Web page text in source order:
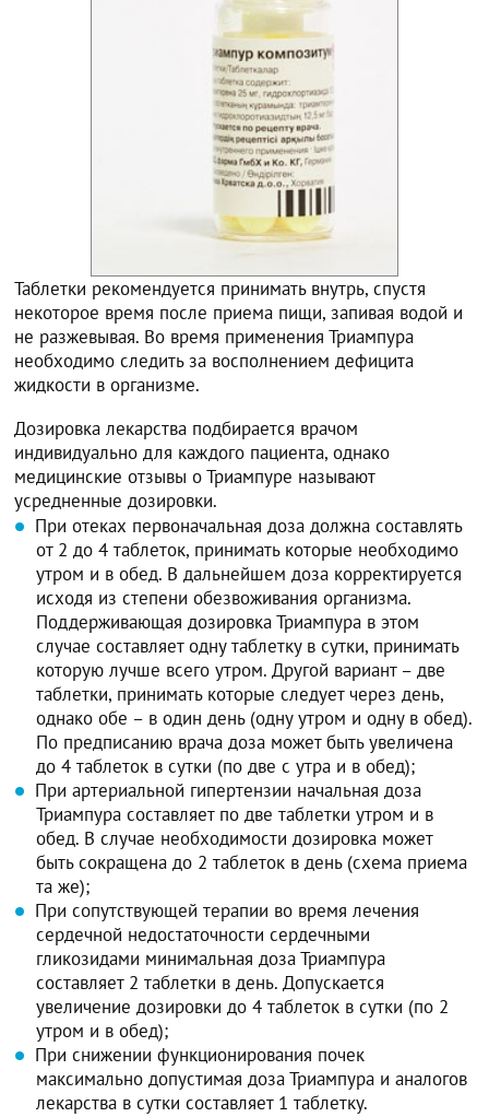
Таблетки рекомендуется принимать внутрь, спустя
некоторое время после приема пищи, запивая водой и
не разжевывая. Во время применения Триампура
необходимо следить за восполнением дефицита
жидкости в организме.
Дозировка лекарства подбирается врачом
индивидуально для каждого пациента, однако
медицинские отзывы о Триампуре называют
усредненные дозировки.
При отеках первоначальная доза должна составлять
от 2 до 4 таблеток, принимать которые необходимо
утром и в обед. В дальнейшем доза корректируется
исходя из степени обезвоживания организма.
Поддерживающая дозировка Триампура в этом
случае составляет одну таблетку в сутки, принимать
которую лучше всего утром. Другой вариант – две
таблетки, принимать которые следует через день,
однако обе – в один день (одну утром и одну в обед).
По предписанию врача доза может быть увеличена
до 4 таблеток в сутки (по две с утра и в обед);
При артериальной гипертензии начальная доза
Триампура составляет по две таблетки утром и в
обед. В случае необходимости дозировка может
быть сокращена до 2 таблеток в день (схема приема
та же);
При сопутствующей терапии во время лечения
сердечной недостаточности сердечными
гликозидами минимальная доза Триампура
составляет 2 таблетки в день. Допускается
увеличение дозировки до 4 таблеток в сутки (по 2
утром и в обед);
При снижении функционирования почек
максимально допустимая доза Триампура и аналогов
лекарства в сутки составляет 1 таблетку.